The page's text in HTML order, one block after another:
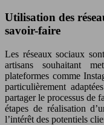
Utilisation des
savoir-faire
Les réseaux sociaux
artisans souhaitant
plateformes comme
particulièrement
partager le processus de
étapes de réalisation
l’intérêt des potentiels